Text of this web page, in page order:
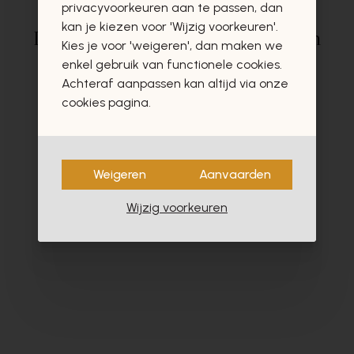
Deze producten zullen u zeker en
vast ook interesseren
privacyvoorkeuren aan te passen, dan
kan je kiezen voor 'Wijzig voorkeuren'.
Kies je voor 'weigeren', dan maken we
enkel gebruik van functionele cookies.
Achteraf aanpassen kan altijd via onze
cookies pagina.
Weigeren Aanvaarden
Wijzig voorkeuren